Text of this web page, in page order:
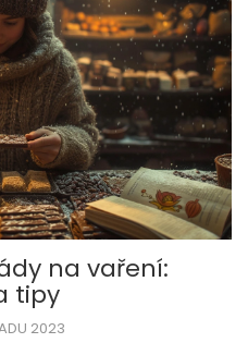
na vaření:
tipy
2023